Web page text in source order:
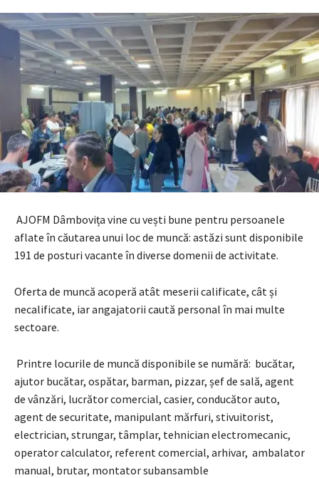
AJOFM Dâmbovița vine cu vești bune pentru persoanele
aflate în căutarea unui loc de muncă: astăzi sunt disponibile
191 de posturi vacante în diverse domenii de activitate.
Oferta de muncă acoperă atât meserii calificate, cât și
necalificate, iar angajatorii caută personal în mai multe
sectoare.
Printre locurile de muncă disponibile se numără: bucătar,
ajutor bucătar, ospătar, barman, pizzar, șef de sală, agent
de vânzări, lucrător comercial, casier, conducător auto,
agent de securitate, manipulant mărfuri, stivuitorist,
electrician, strungar, tâmplar, tehnician electromecanic,
operator calculator, referent comercial, arhivar, ambalator
manual, brutar, montator subansamble